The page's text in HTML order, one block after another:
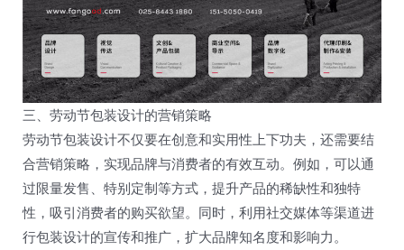
三、劳动节包装设计的营销策略
劳动节包装设计不仅要在创意和实用性上下功夫，还需要结
合营销策略，实现品牌与消费者的有效互动。例如，可以通
过限量发售、特别定制等方式，提升产品的稀缺性和独特
性，吸引消费者的购买欲望。同时，利用社交媒体等渠道进
行包装设计的宣传和推广，扩大品牌知名度和影响力。